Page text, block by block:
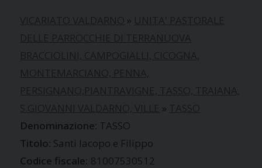
»
»
TASSO
Santi Iacopo e Filippo
Codice fiscale: 81007530512